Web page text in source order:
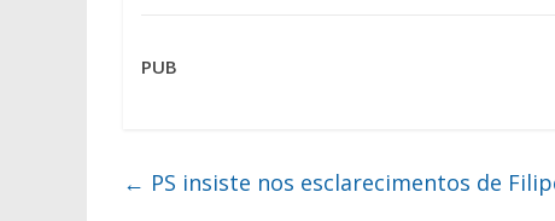
PUB
← PS insiste nos esclarecimentos de